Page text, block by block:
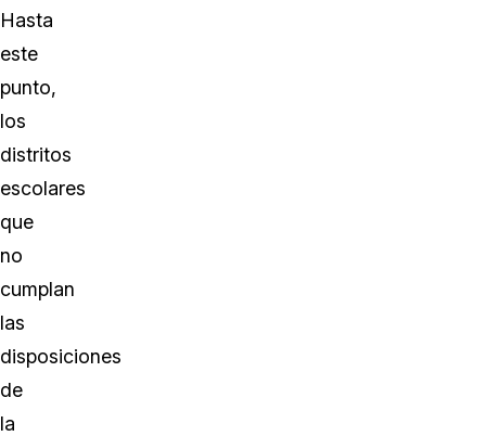
Hasta
este
punto,
los
distritos
escolares
que
no
cumplan
las
disposiciones
de
la